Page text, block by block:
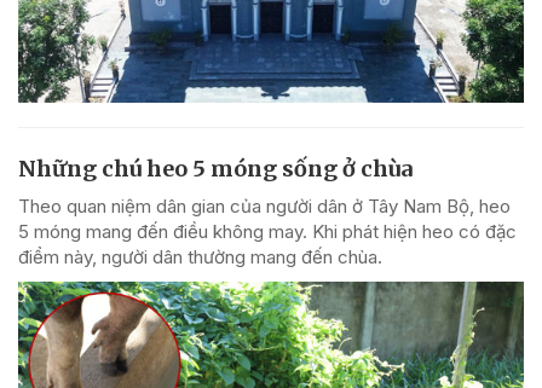
Những chú heo 5 móng sống ở chùa
Theo quan niệm dân gian của người dân ở Tây Nam Bộ, heo
5 móng mang đến điều không may. Khi phát hiện heo có đặc
điểm này, người dân thường mang đến chùa.